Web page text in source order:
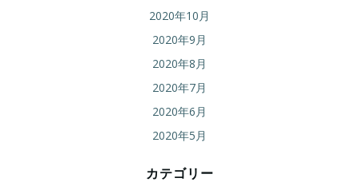
2020年10月
2020年9月
2020年8月
2020年7月
2020年6月
2020年5月
カテゴリー